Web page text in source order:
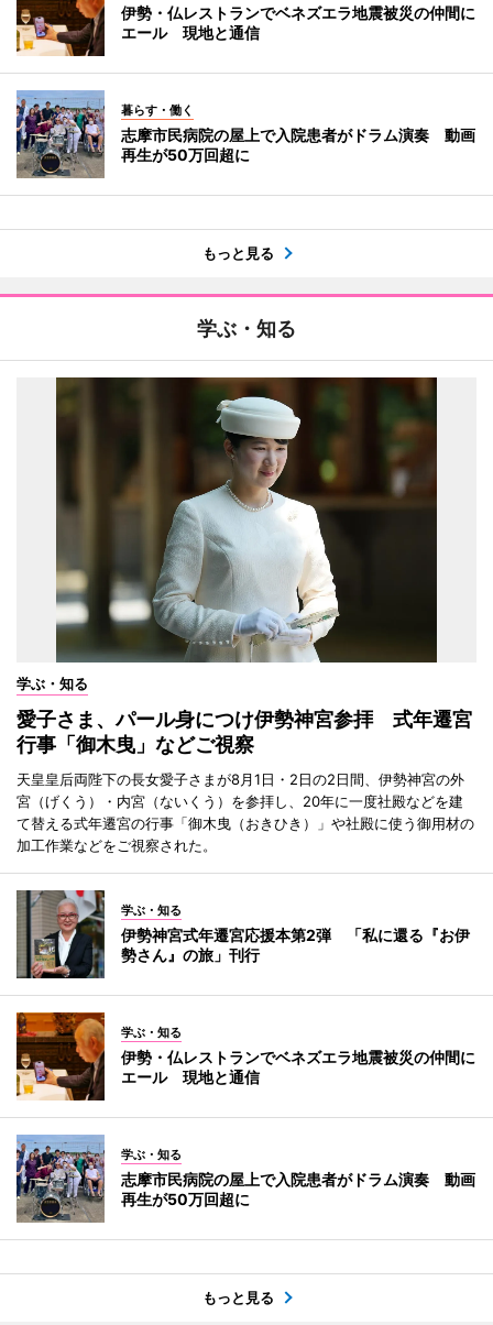
伊勢・仏レストランでベネズエラ地震被災の仲間に
エール 現地と通信
暮らす・働く
志摩市民病院の屋上で入院患者がドラム演奏 動画
再生が50万回超に
もっと見る
学ぶ・知る
学ぶ・知る
愛子さま、パール身につけ伊勢神宮参拝 式年遷宮
行事「御木曳」などご視察
天皇皇后両陛下の長女愛子さまが8月1日・2日の2日間、伊勢神宮の外
宮（げくう）・内宮（ないくう）を参拝し、20年に一度社殿などを建
て替える式年遷宮の行事「御木曳（おきひき）」や社殿に使う御用材の
加工作業などをご視察された。
学ぶ・知る
伊勢神宮式年遷宮応援本第2弾 「私に還る『お伊
勢さん』の旅」刊行
学ぶ・知る
伊勢・仏レストランでベネズエラ地震被災の仲間に
エール 現地と通信
学ぶ・知る
志摩市民病院の屋上で入院患者がドラム演奏 動画
再生が50万回超に
もっと見る